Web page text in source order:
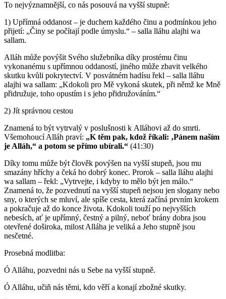
To nejvýznamnější, co nás posouvá na vyšší stupně:
1) Upřímná oddanost – je duchem každého činu a podmínkou jeho
přijetí: „Činy se počítají podle úmyslu.“ – salla lláhu alajhi wa
sallam.
Alláh může povýšit Svého služebníka díky prostému činu
vykonanému s upřímnou oddaností, jiného může zbavit velkého
skutku kvůli pokrytectví. V posvátném hadísu řekl – salla lláhu
alajhi wa sallam: „Kdokoli pro Mě vykoná skutek, při němž ke Mně
přidružuje, toho opustím i s jeho přidružováním.“
2) Jít správnou cestou
Znamená to být vytrvalý v poslušnosti k Alláhovi až do smrti.
Všemohoucí Alláh praví: „K těm pak, kdož říkali: ‚Pánem naším
je Alláh,“ a potom se přímo ubírali.“ (41:30)
Díky tomu může být člověk povýšen na vyšší stupeň, jsou mu
smazány hříchy a čeká ho dobrý konec. Prorok – salla lláhu alajhi
wa sallam – řekl: „Vytrvejte, i kdyby to mělo být jen málo.“
Znamená to, že pozvednutí na vyšší stupeň nejsou jen slogany nebo
sny, o kterých se mluví, ale spíše cesta, která začíná prvním krokem
a pokračuje až do konce života. Kdokoli touží po nejvyšších
nebesích, ať je upřímný, čestný a pilný, neboť brány dobra jsou
otevřené doširoka, milost Alláha je veliká a Jeho stupně jsou
nesčetné.
Prosebná modlitba:
Ó Alláhu, pozvedni nás u Sebe na vyšší stupně.
Ó Alláhu, učiň nás těmi, kdo věří a konají zbožné skutky.